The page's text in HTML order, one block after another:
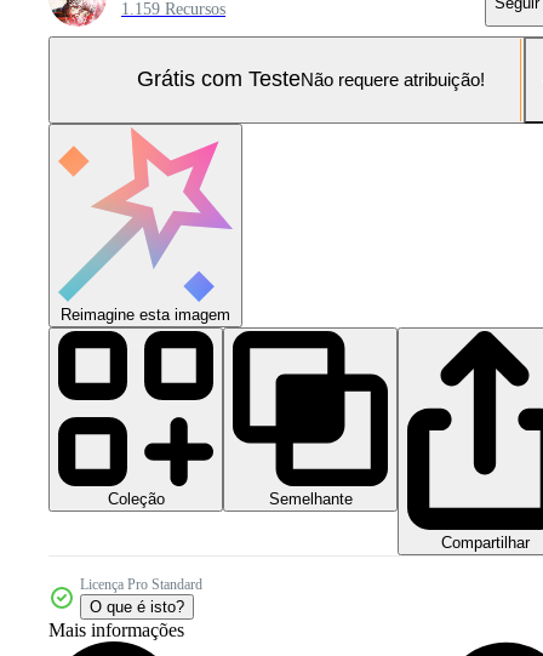
1.159 Recursos
Grátis com TesteNão requere atribuição!
Reimagine esta imagem
Coleção Semelhante
Compartilhar
Licença Pro Standard
O que é isto?
Mais informações